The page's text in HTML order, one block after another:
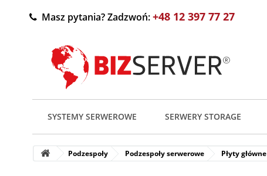
Masz pytania? Zadzwoń:+48 12 397 77 27
SYSTEMY SERWEROWE SERWERY STORAGE
Podzespoły Podzespoły serwerowe Płyty główne